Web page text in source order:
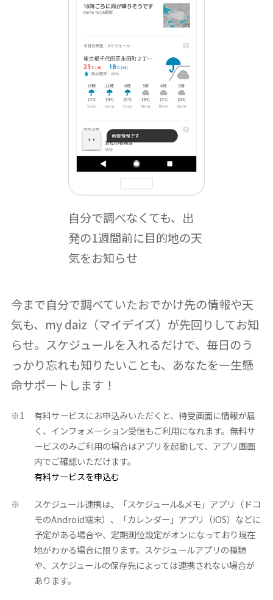
自分で調べなくても、出
発の1週間前に目的地の天
気をお知らせ
今まで自分で調べていたおでかけ先の情報や天
気も、my daiz（マイデイズ）が先回りしてお知
らせ。スケジュールを入れるだけで、毎日のう
っかり忘れも知りたいことも、あなたを一生懸
命サポートします！
※1
有料サービスにお申込みいただくと、待受画面に情報が届
く、インフォメーション受信もご利用になれます。無料サ
ービスのみご利用の場合はアプリを起動して、アプリ画面
内でご確認いただけます。
有料サービスを申込む
※
スケジュール連携は、「スケジュール&メモ」アプリ（ドコ
モのAndroid端末）、「カレンダー」アプリ（iOS）などに
予定がある場合や、定期測位設定がオンになっており現在
地がわかる場合に限ります。スケジュールアプリの種類
や、スケジュールの保存先によっては連携されない場合が
あります。